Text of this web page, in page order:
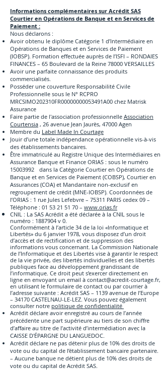
Informations complémentaires sur Acrédit SAS
Courtier en Opérations de Banque et en Services de
Paiement :
Nous déclarons :
Avoir obtenu le diplôme Catégorie 1 d’Intermédiaire en
Opérations de Banques et en Services de Paiement
(IOBSP). Formation effectuée auprès de l’ISFI – RONDAIES
FINANCES – 65 Boulevard de la Reine 78000 VERSAILLES
Avoir une parfaite connaissance des produits
commercialisés.
Posséder une couverture Responsabilité Civile
Professionnelle sous le N° RCPRO
MRCSIMO202310FR00000000053491A00 chez Matrisk
Assurance
Faire partie de l'association professionnelle Association
Courtensia , 26 avenue Jean Jaurès, 47000 Agen
Membre du Label Made In Courtage
Jouir d’une totale indépendance opérationnelle vis-à-vis
des établissements bancaires.
Être immatriculé au Registre Unique des Intermédiaires en
Assurance Banque et Finance ORIAS : sous le numéro
15003992 dans la Catégorie Courtier en Opérations de
Banque et en Services de Paiement (COBSP), Courtier en
Assurances (COA) et Mandantaire non-exclusif en
regroupement de crédit (MNE-IOBSP). Coordonnées de
l’ORIAS : 1 rue Jules Lefebvre – 75311 PARIS cedex 09 –
Téléphone : 01 53 21 51 70 – www.orias.fr
CNIL : La SAS Acrédit a été déclarée à la CNIL sous le
numéro : 1887904 v 0.
Conformément à l’article 34 de la loi «Informatique et
Libertés» du 6 janvier 1978, vous disposez d’un droit
d’accès et de rectification et de suppression des
informations vous concernant. La Commission Nationale
de l’Informatique et des Libertés vise à garantir le respect
de la vie privée, des libertés individuelles et des libertés
publiques face au développement grandissant de
l’informatique. Ce droit peut s’exercer directement en
ligne en envoyant un email à contact@acredit-courtage.fr,
en utilisant le formulaire de contact ou par courrier à
l’adresse suivante : Acrédit SAS – 1139 avenue de l’Europe
– 34170 CASTELNAU-LE-LEZ. Vous pouvez également
consulter notre politique de confidentialité
Acrédit déclare avoir enregistré au cours de l’année
précédente une part supérieure au tiers de son chiffre
d’affaire au titre de l’activité d’intermédiation avec la
CAISSE D'ÉPARGNE DU LANGUEDOC.
Acrédit déclare ne pas détenir plus de 10% des droits de
vote ou du capital de l’établissement bancaire partenaire.
– Aucune banque ne détient plus de 10% des droits de
vote ou du capital de Acrédit SAS.